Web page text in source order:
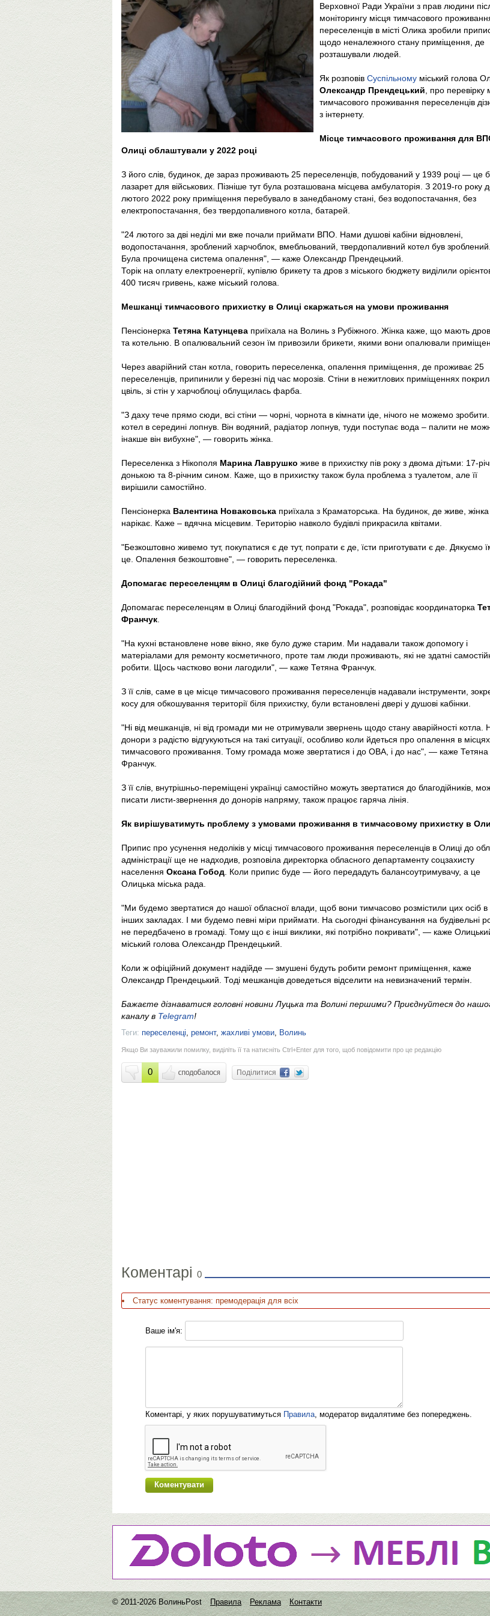
Верховної Ради України з прав людини
моніторингу місця тимчасового
переселенців в місті Олика зробили
щодо неналежного стану приміщення, де
розташували людей.
Як розповів Суспільному міський голова
Олександр Прендецький , про перевірку
тимчасового проживання переселенців
з інтернету.
Місце тимчасового проживання для
Олиці облаштували у 2022 році
З його слів, будинок, де зараз проживають 25 переселенців, побудований у 1939 році — це
лазарет для військових. Пізніше тут була розташована місцева амбулаторія. З 2019-го року
лютого 2022 року приміщення перебувало в занедбаному стані, без водопостачання, без
електропостачання, без твердопаливного котла, батарей.
"24 лютого за дві неділі ми вже почали приймати ВПО. Нами душові кабіни відновлені,
водопостачання, зроблений харчоблок, вмебльований, твердопаливний котел був зроблений.
Була прочищена система опалення", — каже Олександр Прендецький.
Торік на оплату електроенергії, купівлю брикету та дров з міського бюджету виділили
400 тисяч гривень, каже міський голова.
Мешканці тимчасового прихистку в Олиці скаржаться на умови проживання
Пенсіонерка Тетяна Катунцева приїхала на Волинь з Рубіжного. Жінка каже, що мають
та котельню. В опалювальний сезон їм привозили брикети, якими вони опалювали
Через аварійний стан котла, говорить переселенка, опалення приміщення, де проживає 25
переселенців, припинили у березні під час морозів. Стіни в нежитлових приміщеннях
цвіль, зі стін у харчоблоці облущилась фарба.
"З даху тече прямо сюди, всі стіни — чорні, чорнота в кімнати іде, нічого не можемо
котел в середині лопнув. Він водяний, радіатор лопнув, туди поступає вода – палити не
інакше він вибухне", — говорить жінка.
Переселенка з Нікополя Марина Лаврушко живе в прихистку пів року з двома дітьми: 17-
донькою та 8-річним сином. Каже, що в прихистку також була проблема з туалетом, але її
вирішили самостійно.
Пенсіонерка Валентина Новаковська приїхала з Краматорська. На будинок, де живе,
нарікає. Каже – вдячна місцевим. Територію навколо будівлі прикрасила квітами.
"Безкоштовно живемо тут, покупатися є де тут, попрати є де, їсти приготувати є де. Дякуємо
це. Опалення безкоштовне", — говорить переселенка.
Допомагає переселенцям в Олиці благодійний фонд "Рокада"
Допомагає переселенцям в Олиці благодійний фонд "Рокада", розповідає координаторка
Франчук
"На кухні встановлене нове вікно, яке було дуже старим. Ми надавали також допомогу і
матеріалами для ремонту косметичного, проте там люди проживають, які не здатні
робити. Щось частково вони лагодили", — каже Тетяна Франчук.
З її слів, саме в це місце тимчасового проживання переселенців надавали інструменти,
косу для обкошування території біля прихистку, були встановлені двері у душові кабінки.
"Ні від мешканців, ні від громади ми не отримували звернень щодо стану аварійності котла.
донори з радістю відгукуються на такі ситуації, особливо коли йдеться про опалення в місцях
тимчасового проживання. Тому громада може звертатися і до ОВА, і до нас", — каже Тетяна
Франчук.
З її слів, внутрішньо-переміщені українці самостійно можуть звертатися до благодійників,
писати листи-звернення до донорів напряму, також працює гаряча лінія.
Як вирішуватимуть проблему з умовами проживання в тимчасовому прихистку в
Припис про усунення недоліків у місці тимчасового проживання переселенців в Олиці до
адміністрації ще не надходив, розповіла директорка обласного департаменту соцзахисту
населення Оксана Гобод . Коли припис буде — його передадуть балансоутримувачу, а це
Олицька міська рада.
"Ми будемо звертатися до нашої обласної влади, щоб вони тимчасово розмістили цих осіб в
інших закладах. І ми будемо певні міри приймати. На сьогодні фінансування на будівельні
не передбачено в громаді. Тому що є інші виклики, які потрібно покривати", — каже
міський голова Олександр Прендецький.
Коли ж офіційний документ надійде — змушені будуть робити ремонт приміщення, каже
Олександр Прендецький. Тоді мешканців доведеться відселити на невизначений термін.
Бажаєте дізнаватися головні новини Луцька та Волині першими? Приєднуйтеся до
каналу в Telegram!
Теги: переселенці, ремонт, жахливі умови, Волинь
Якщо Ви зауважили помилку, виділіть її та натисніть Ctrl+Enter для того, щоб повідомити про це редакцію
0 Поділитися
Коментарі 0
Статус коментування: премодерація для всіх
Ваше ім'я:
Коментарі, у яких порушуватимуться Правила, модератор видалятиме без попереджень.
© 2011-2026 ВолиньPost Правила Реклама Контакти